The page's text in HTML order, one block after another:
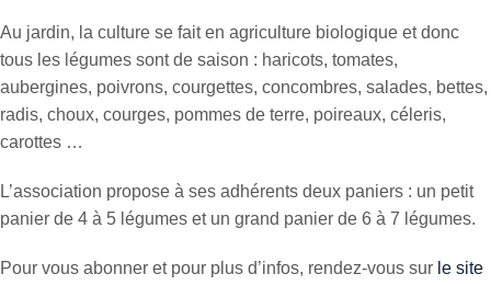
Au jardin, la culture se fait en agriculture biologique et donc
tous les légumes sont de saison : haricots, tomates,
aubergines, poivrons, courgettes, concombres, salades, bettes,
radis, choux, courges, pommes de terre, poireaux, céleris,
carottes …
L’association propose à ses adhérents deux paniers : un petit
panier de 4 à 5 légumes et un grand panier de 6 à 7 légumes.
Pour vous abonner et pour plus d’infos, rendez-vous sur le site